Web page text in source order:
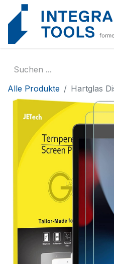
Alle Produkte Hartglas
Cookie-Einstellungen